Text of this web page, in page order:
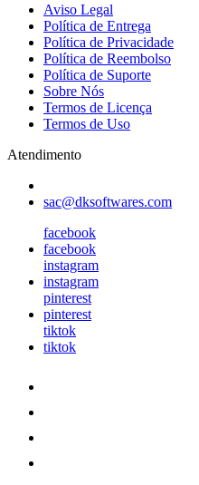
Aviso Legal
Política de Entrega
Política de Privacidade
Política de Reembolso
Política de Suporte
Sobre Nós
Termos de Licença
Termos de Uso
Atendimento
sac@dksoftwares.com
facebook
facebook
instagram
instagram
pinterest
pinterest
tiktok
tiktok